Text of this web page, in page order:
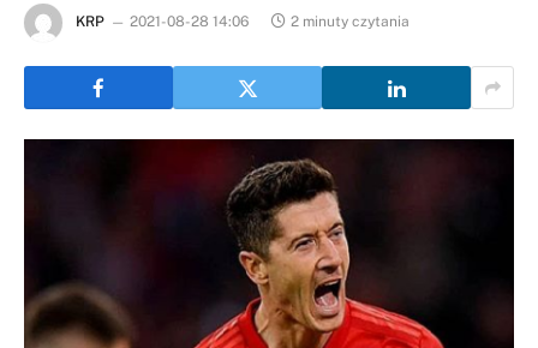
KRP 2021-08-28 14:06 2 minuty czytania